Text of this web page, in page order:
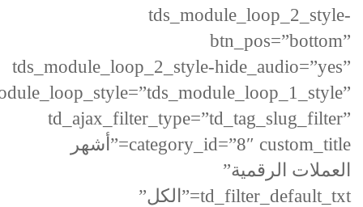
tds_module_loop_2_style-
btn_pos=”bottom”
tds_module_loop_2_style-hide_audio=”yes”
td_ajax_filter_type=”td_tag_slug_filter”
category_id=”8″ custom_title=”أشهر
العملات الرقمية”
td_filter_default_txt=”الكل”